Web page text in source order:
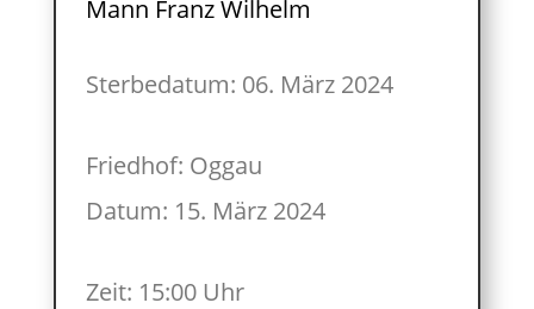
Mann Franz Wilhelm
Sterbedatum: 06. März 2024
Friedhof: Oggau
Datum: 15. März 2024
Zeit: 15:00 Uhr